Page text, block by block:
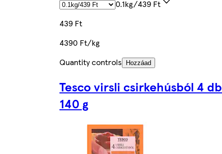
0.1kg/439 Ft
439 Ft
4390 Ft/kg
Quantity controls
Hozzáad
Tesco virsli csirkehúsból 4 db
140 g